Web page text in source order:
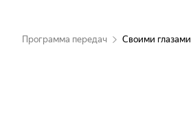
Программа передач Своими глазами